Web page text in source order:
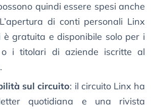
quindi essere spesi anche
di conti personali Linx
gratuita e disponibile solo per i
o i titolari di aziende iscritte al
sul circuito: il circuito Linx ha
quotidiana e una rivista